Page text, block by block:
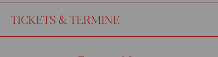
TICKETS & TERMINE